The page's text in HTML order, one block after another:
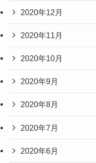
2020年12月
2020年11月
2020年10月
2020年9月
2020年8月
2020年7月
2020年6月